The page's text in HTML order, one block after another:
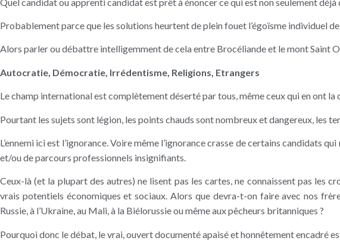
Probablement parce que les solutions heurtent de plein fouet l’égoïsme individuel
Alors parler ou débattre intelligemment de cela entre Brocéliande et le mont Saint
Autocratie, Démocratie, Irrédentisme, Religions, Etrangers
Le champ international est complètement déserté par tous, même ceux qui en ont la
Pourtant les sujets sont légion, les points chauds sont nombreux et dangereux, les
L’ennemi ici est l’ignorance. Voire même l’ignorance crasse de certains candidats
et/ou de parcours professionnels insignifiants.
Ceux-là (et la plupart des autres) ne lisent pas les cartes, ne connaissent pas les
vrais potentiels économiques et sociaux. Alors que devra-t-on faire avec nos
Russie, à l’Ukraine, au Mali, à la Biélorussie ou même aux pêcheurs britanniques ?
Pourquoi donc le débat, le vrai, ouvert documenté apaisé et honnêtement encadré